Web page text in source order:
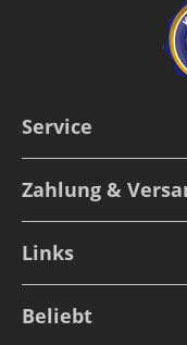
Service
Zahlung &
Links
Beliebt